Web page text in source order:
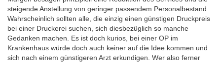
steigende Anstellung von geringer passendem Personalbestand.
Wahrscheinlich sollten alle, die einzig einen günstigen Druckpreis
bei einer Druckerei suchen, sich diesbezüglich so manche
Gedanken machen. Es ist doch kurios, bei einer OP im
Krankenhaus würde doch auch keiner auf die Idee kommen und
sich nach einem günstigeren Arzt erkundigen. Wer also ferner